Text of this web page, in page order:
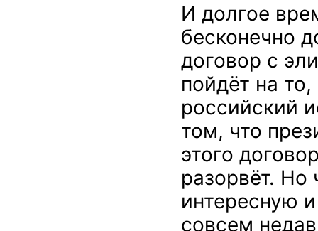
И долгое
бесконечно
договор с
пойдёт на
российский
том, что
этого
разорвёт. Но
интересную
совсем